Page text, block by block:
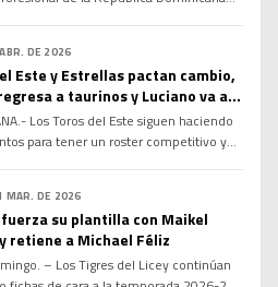
la cuenta regresiva para una nueva
cargada de rivalidades, emociones y
La serie regular arrancará el
de octubre y concluirá el 22 […]
DE 2026
Este y Estrellas pactan cambio,
a taurinos y Luciano va a
Los Toros del Este siguen haciendo
para tener un roster competitivo y
desde las Estrellas Orientales, por el
Luciano. Valdez, seleccionado por
la ronda tres del Draft de Novatos del
de […]
MAR. DE 2026
su plantilla con Maikel
retiene a Michael Féliz
– Los Tigres del Licey continúan